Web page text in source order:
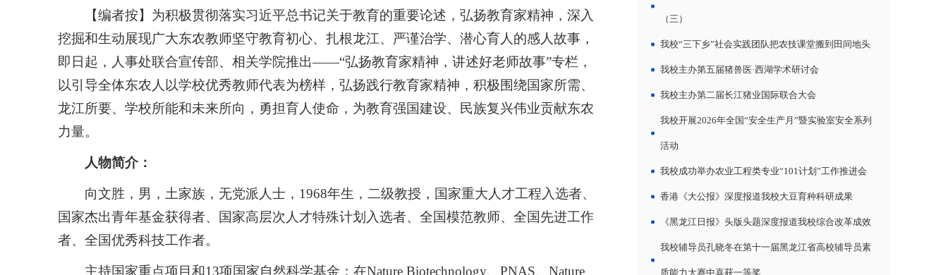
【编者按】为积极贯彻落实习近平总书记关于教育的重要论述，弘扬教育家精神，深入
挖掘和生动展现广大东农教师坚守教育初心、扎根龙江、严谨治学、潜心育人的感人故事，
即日起，人事处联合宣传部、相关学院推出——“弘扬教育家精神，讲述好老师故事”专栏，
以引导全体东农人以学校优秀教师代表为榜样，弘扬践行教育家精神，积极围绕国家所需、
龙江所要、学校所能和未来所向，勇担育人使命，为教育强国建设、民族复兴伟业贡献东农
力量。
人物简介：
向文胜，男，土家族，无党派人士，1968年生，二级教授，国家重大人才工程入选者、
国家杰出青年基金获得者、国家高层次人才特殊计划入选者、全国模范教师、全国先进工作
者、全国优秀科技工作者。
主持国家重点项目和13项国家自然科学基金；在Nature Biotechnology、PNAS、Nature
（三）
我校“三下乡”社会实践团队把农技课堂搬到田间地头
我校主办第五届猪兽医·西湖学术研讨会
我校主办第二届长江猪业国际联合大会
我校开展2026年全国“安全生产月”暨实验室安全系列
活动
我校成功举办农业工程类专业“101计划”工作推进会
香港《大公报》深度报道我校大豆育种科研成果
《黑龙江日报》头版头题深度报道我校综合改革成效
我校辅导员孔晓冬在第十一届黑龙江省高校辅导员素
质能力大赛中喜获一等奖